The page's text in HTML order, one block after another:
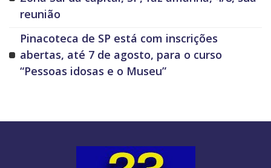
reunião
Pinacoteca de SP está com inscrições
abertas, até 7 de agosto, para o curso
“Pessoas idosas e o Museu”